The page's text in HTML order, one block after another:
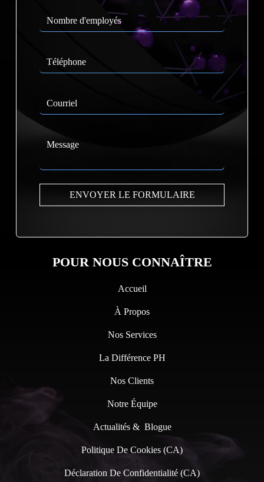
POUR NOUS CONNAÎTRE
Accueil
À Propos
Nos Services
La Différence PH
Nos Clients
Notre Équipe
Actualités & Blogue
Politique De Cookies (CA)
Déclaration De Confidentialité (CA)